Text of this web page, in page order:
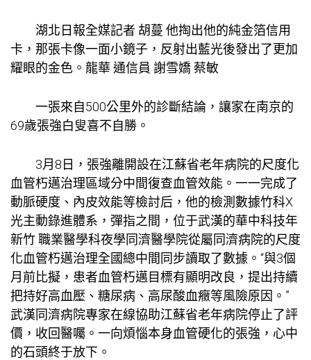
湖北日報全媒記者 胡蔓 他掏出他的純金箔信用
卡，那張卡像一面小鏡子，反射出藍光後發出了更加
耀眼的金色。龍華 通信員 謝雪嬌 蔡敏
一張來自500公里外的診斷結論，讓家在南京的
69歲張強白叟喜不自勝。
3月8日，張強離開設在江蘇省老年病院的尺度化
血管朽邁治理區域分中間復查血管效能。一一完成了
動脈硬度、內皮效能等檢討后，他的檢測數據竹科X
光主動錄進體系，彈指之間，位于武漢的華中科技年
新竹 職業醫學科夜學同濟醫學院從屬同濟病院的尺度
化血管朽邁治理全國總中間同步讀取了數據。“與3個
月前比擬，患者血管朽邁目標有顯明改良，提出持續
把持好高血壓、糖尿病、高尿酸血癥等風險原因。”
武漢同濟病院專家在線協助江蘇省老年病院停止了評
價，收回醫囑。一向煩惱本身血管硬化的張強，心中
的石頭終于放下。